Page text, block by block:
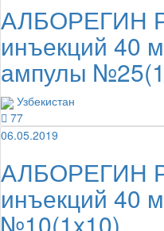
АЛБОРЕГИН
инъекций 40
ампулы
Узбекистан
77
06.05.2019
АЛБОРЕГИН
инъекций 40
№10(1x10)